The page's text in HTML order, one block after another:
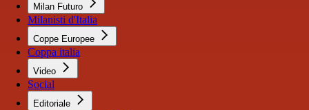
Milan Futuro
Milanisti d'Italia
Coppe Europee
Coppa italia
Video
Social
Editoriale